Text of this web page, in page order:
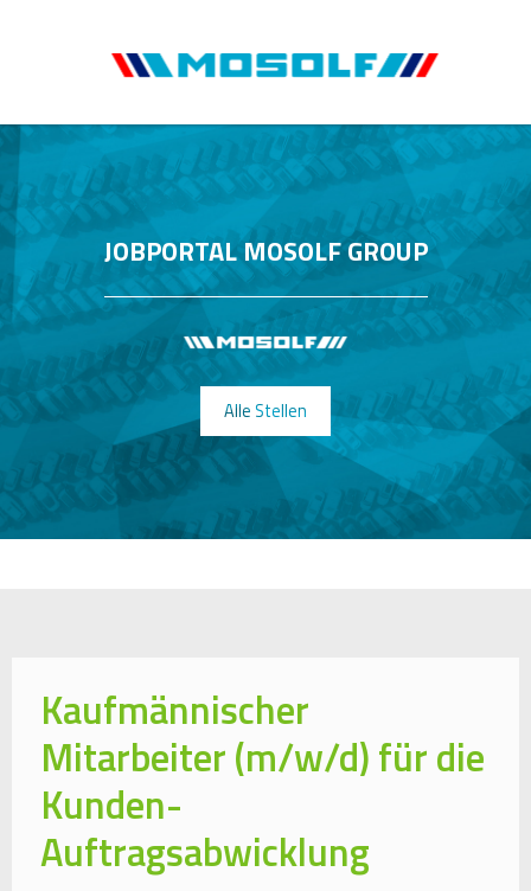
JOBPORTAL MOSOLF GROUP
Alle Stellen
Kaufmännischer
Mitarbeiter (m/w/d) für die
Kunden-
Auftragsabwicklung